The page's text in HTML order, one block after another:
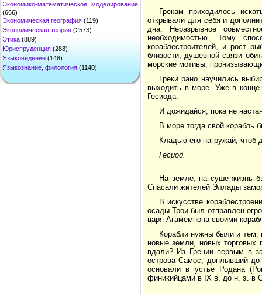
Экономико-математическое моделирование
(666)
Экономическая география (119)
Экономическая теория (2573)
Этика (889)
Юриспруденция (288)
Языковедение (148)
Языкознание, филология (1140)
Грекам приходилось
открывали для себя и
дна. Неразрывное
необходимостью. Тому
кораблестроителей, и рост
близости, душевной связи
морские мотивы,
Греки рано научились
выходить в море. Уже в
Гесиода:
И дожидайся, пока не
В море тогда свой корабль
Кладью его нагружай,
Гесиод.
На земле, на суше жизнь
Спасали жителей Эллады
В искусстве
осады Трои был отправлен
царя Агамемнона своими
Корабли нужны были и тем,
новые земли, новых торговых
вдали? Из Греции первым в
острова Самос, доплывший до
основали в устье Родана
финикийцами в IX в. до н. э. в